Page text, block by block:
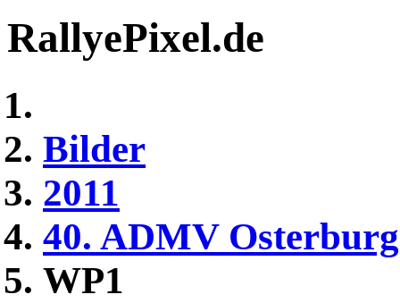
RallyePixel.de
Bilder
2011
40. ADMV
WP1